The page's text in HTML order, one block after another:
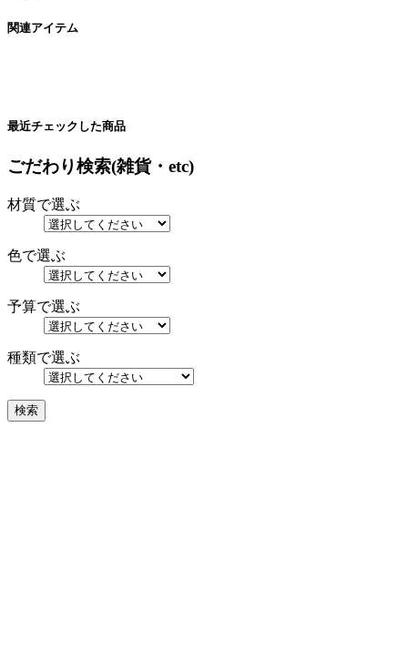
関連アイテム
最近チェックした商品
ごだわり検索(雑貨・etc)
材質で選ぶ
色で選ぶ
予算で選ぶ
種類で選ぶ